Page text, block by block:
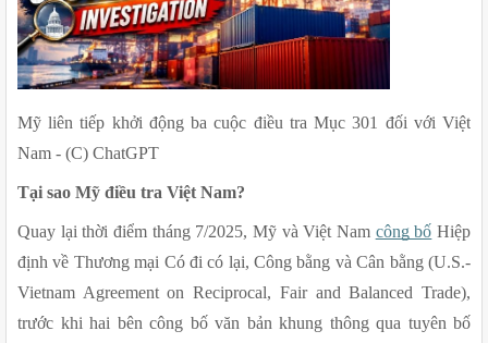
Mỹ liên tiếp khởi động ba cuộc điều tra Mục 301 đối với Việt
Nam - (C) ChatGPT
Tại sao Mỹ điều tra Việt Nam?
Quay lại thời điểm tháng 7/2025, Mỹ và Việt Nam công bố Hiệp
định về Thương mại Có đi có lại, Công bằng và Cân bằng (U.S.-
Vietnam Agreement on Reciprocal, Fair and Balanced Trade),
trước khi hai bên công bố văn bản khung thông qua tuyên bố